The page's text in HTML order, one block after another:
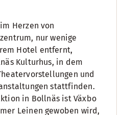
Herzen von
nur wenige
Hotel entfernt,
Kulturhus, in dem
und
stattfinden.
in Bollnäs ist Växbo
Leinen gewoben wird,